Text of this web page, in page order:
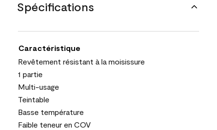
Spécifications
Caractéristique
Revêtement résistant à la moisissure
1 partie
Multi-usage
Teintable
Basse température
Faible teneur en COV